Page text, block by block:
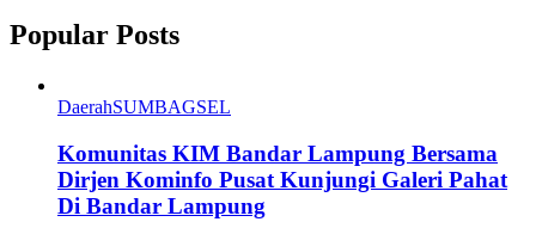
Popular Posts
DaerahSUMBAGSEL
Komunitas KIM Bandar Lampung Bersama
Dirjen Kominfo Pusat Kunjungi Galeri Pahat
Di Bandar Lampung